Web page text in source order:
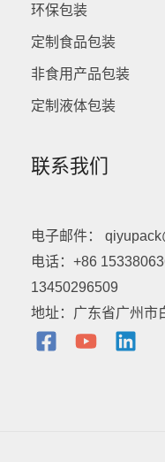
环保包装
定制食品包装
非食用产品包装
定制液体包装
联系我们
电子邮件：
电话：+86
13450296509
地址：广东省广州市